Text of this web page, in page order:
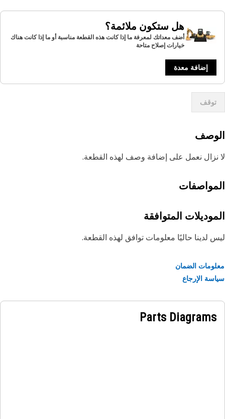
هل ستكون ملائمة؟
أضف معداتك لمعرفة ما إذا كانت هذه القطعة مناسبة أو ما إذا كانت هناك
خيارات إصلاح متاحة
إضافة معدة
توقف
نزال نعمل على إضافة وصف لهذه القطعة.
المتوافقة
لدينا حاليًا معلومات توافق لهذه القطعة.
الضمان
الإرجاع
Parts Diagrams